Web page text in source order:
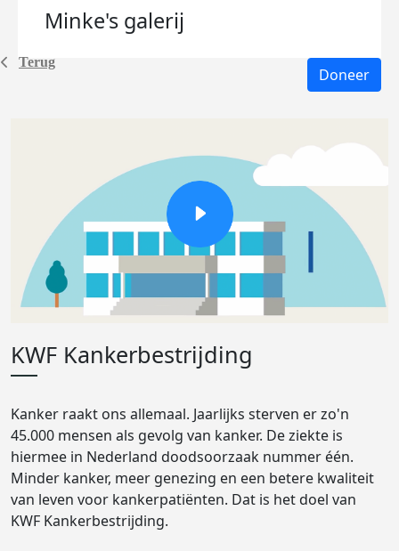
Terug
Minke's galerij
Doneer
KWF Kankerbestrijding
Kanker raakt ons allemaal. Jaarlijks sterven er zo'n
45.000 mensen als gevolg van kanker. De ziekte is
hiermee in Nederland doodsoorzaak nummer één.
Minder kanker, meer genezing en een betere kwaliteit
van leven voor kankerpatiënten. Dat is het doel van
KWF Kankerbestrijding.